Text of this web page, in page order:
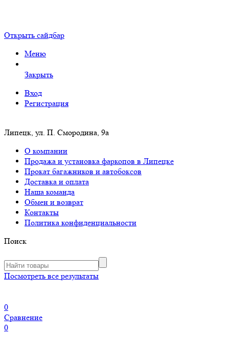
Открыть сайдбар
Меню
Закрыть
Вход
Регистрация
Липецк, ул. П. Смородина, 9а
О компании
Продажа и установка фаркопов в Липецке
Прокат багажников и автобоксов
Доставка и оплата
Наша команда
Обмен и возврат
Контакты
Политика конфиденциальности
Поиск
Посмотреть все результаты
0
Сравнение
0